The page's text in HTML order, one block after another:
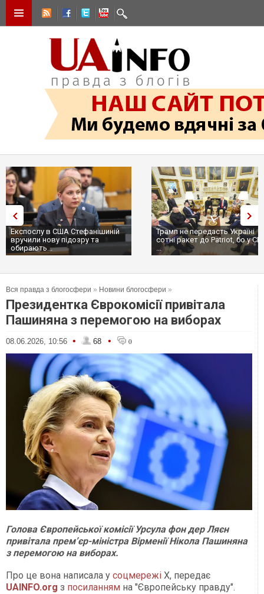
Експослу в США Стефанішиній
вручили нову підозру та
обирають...
Трамп не передасть Україні
сотні ракет до Patriot, бо у
...
Вся правда з блогосфери » Новини блогосфери »
Президентка Єврокомісії привітала
Пашиняна з перемогою на виборах
08.06.2026, 10:56 • 68 • 0
Голова Європейської комісії Урсула фон дер Ляєн
привітала прем’єр-міністра Вірменії Нікола Пашиняна
з перемогою на виборах.
Про це вона написала у соцмережі Х, передає
UAINFO.org з посиланням на "Європейську правду".